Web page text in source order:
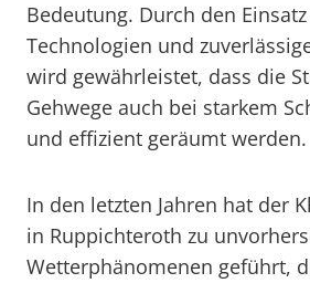
Bedeutung. Durch den
Technologien und
wird gewährleistet, dass die
Gehwege auch bei starkem
und effizient geräumt werden.
In den letzten Jahren hat der
in Ruppichteroth zu
Wetterphänomenen geführt,